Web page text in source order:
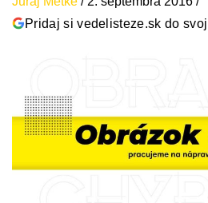
Pridaj si vedelisteze.sk do